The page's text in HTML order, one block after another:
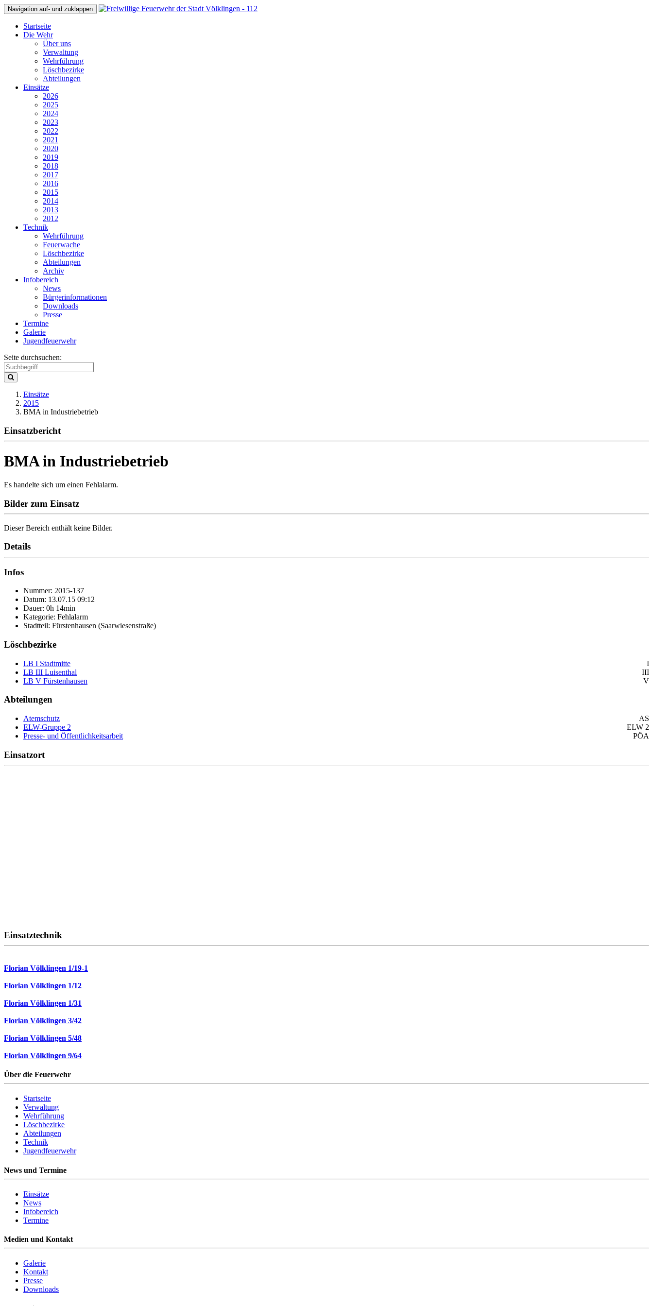
Navigation auf- und zuklappen
Startseite
Die Wehr
Über uns
Verwaltung
Wehrführung
Löschbezirke
Abteilungen
Einsätze
2026
2025
2024
2023
2022
2021
2020
2019
2018
2017
2016
2015
2014
2013
2012
Technik
Wehrführung
Feuerwache
Löschbezirke
Abteilungen
Archiv
Infobereich
News
Bürgerinformationen
Downloads
Presse
Termine
Galerie
Jugendfeuerwehr
Seite durchsuchen:
Einsätze
2015
BMA in Industriebetrieb
Einsatzbericht
BMA in Industriebetrieb
Es handelte sich um einen Fehlalarm.
Bilder zum Einsatz
Dieser Bereich enthält keine Bilder.
Details
Infos
Nummer: 2015-137
Datum: 13.07.15 09:12
Dauer: 0h 14min
Kategorie: Fehlalarm
Stadtteil: Fürstenhausen (Saarwiesenstraße)
Löschbezirke
LB I Stadtmitte
I
LB III Luisenthal
III
LB V Fürstenhausen
V
Abteilungen
Atemschutz
AS
ELW-Gruppe 2
ELW 2
Presse- und Öffentlichkeitsarbeit
PÖA
Einsatzort
Einsatztechnik
Florian Völklingen 1/19-1
Florian Völklingen 1/12
Florian Völklingen 1/31
Florian Völklingen 3/42
Florian Völklingen 5/48
Florian Völklingen 9/64
Über die Feuerwehr
Startseite
Verwaltung
Wehrführung
Löschbezirke
Abteilungen
Technik
Jugendfeuerwehr
News und Termine
Einsätze
News
Infobereich
Termine
Medien und Kontakt
Galerie
Kontakt
Presse
Downloads